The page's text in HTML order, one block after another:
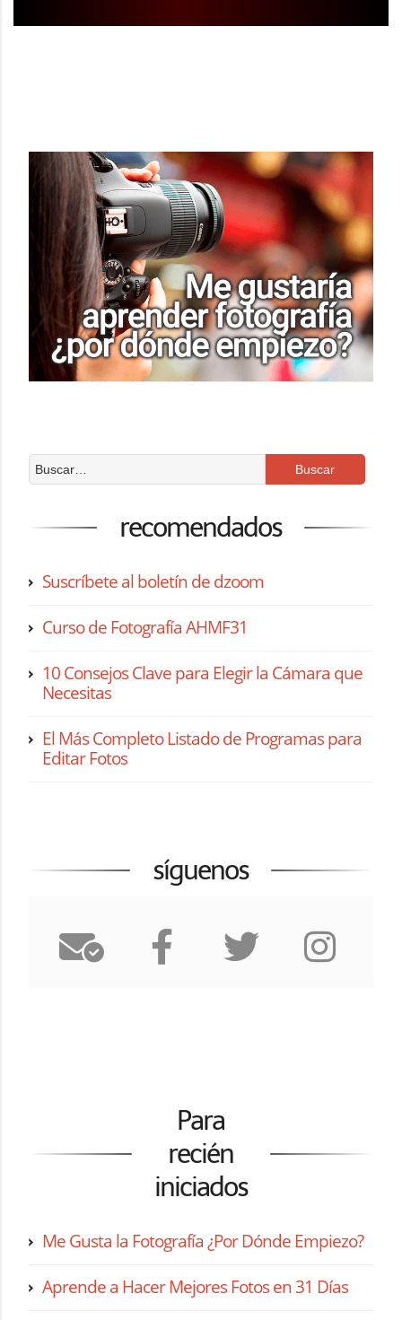
recomendados
Suscríbete al boletín de dzoom
Curso de Fotografía AHMF31
10 Consejos Clave para Elegir la Cámara que
Necesitas
El Más Completo Listado de Programas para
Editar Fotos
síguenos
Para
recién
iniciados
Me Gusta la Fotografía ¿Por Dónde Empiezo?
Aprende a Hacer Mejores Fotos en 31 Días